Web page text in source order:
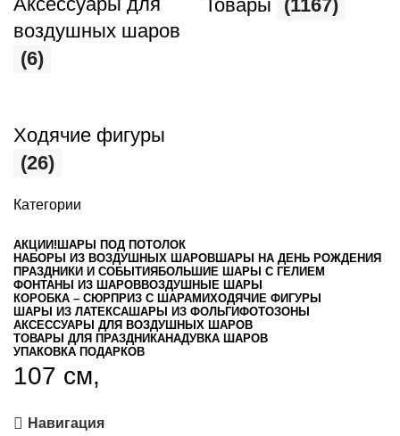
воздушных шаров
(6)
Товары (1167)
Ходячие фигуры
(26)
Категории
АКЦИИ! ШАРЫ ПОД ПОТОЛОК
НАБОРЫ ИЗ ВОЗДУШНЫХ ШАРОВШАРЫ НА ДЕНЬ РОЖДЕНИЯ
ПРАЗДНИКИ И СОБЫТИЯ БОЛЬШИЕ ШАРЫ С ГЕЛИЕМ
ФОНТАНЫ ИЗ ШАРОВВОЗДУШНЫЕ ШАРЫ
КОРОБКА – СЮРПРИЗ С ШАРАМИХОДЯЧИЕ ФИГУРЫ
ШАРЫ ИЗ ЛАТЕКСАШАРЫ ИЗ ФОЛЬГИФОТОЗОНЫ
АКСЕССУАРЫ ДЛЯ ВОЗДУШНЫХ ШАРОВ
ТОВАРЫ ДЛЯ ПРАЗДНИКАНАДУВКА ШАРОВ
УПАКОВКА ПОДАРКОВ
107 см,
Навигация